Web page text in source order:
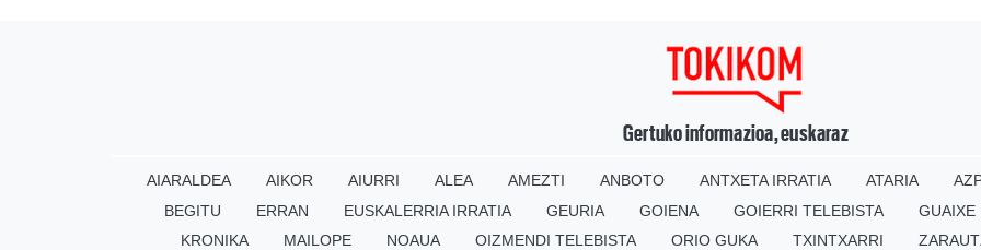
Gertuko informazioa, euskaraz
AIARALDEA AIKOR AIURRI ALEA AMEZTI ANBOTO ANTXETA IRRATIA ATARIA
BEGITU
ERRAN EUSKALERRIA IRRATIA GEURIA GOIENA GOIERRI TELEBISTA GUAIXE
KRONIKA
MAILOPE NOAUA OIZMENDI TELEBISTA ORIO GUKA TXINTXARRI